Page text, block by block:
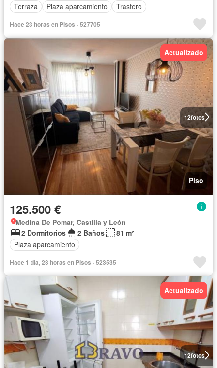
Terraza
Plaza aparcamiento Trastero
Hace 23 horas en Pisos - 527705
12fotos
Actualizado
Piso
125.500 €
Medina De Pomar, Castilla y León
2 Dormitorios
2 Baños
81 m²
Plaza aparcamiento
Hace 1 día, 23 horas en Pisos - 523535
12fotos
Actualizado